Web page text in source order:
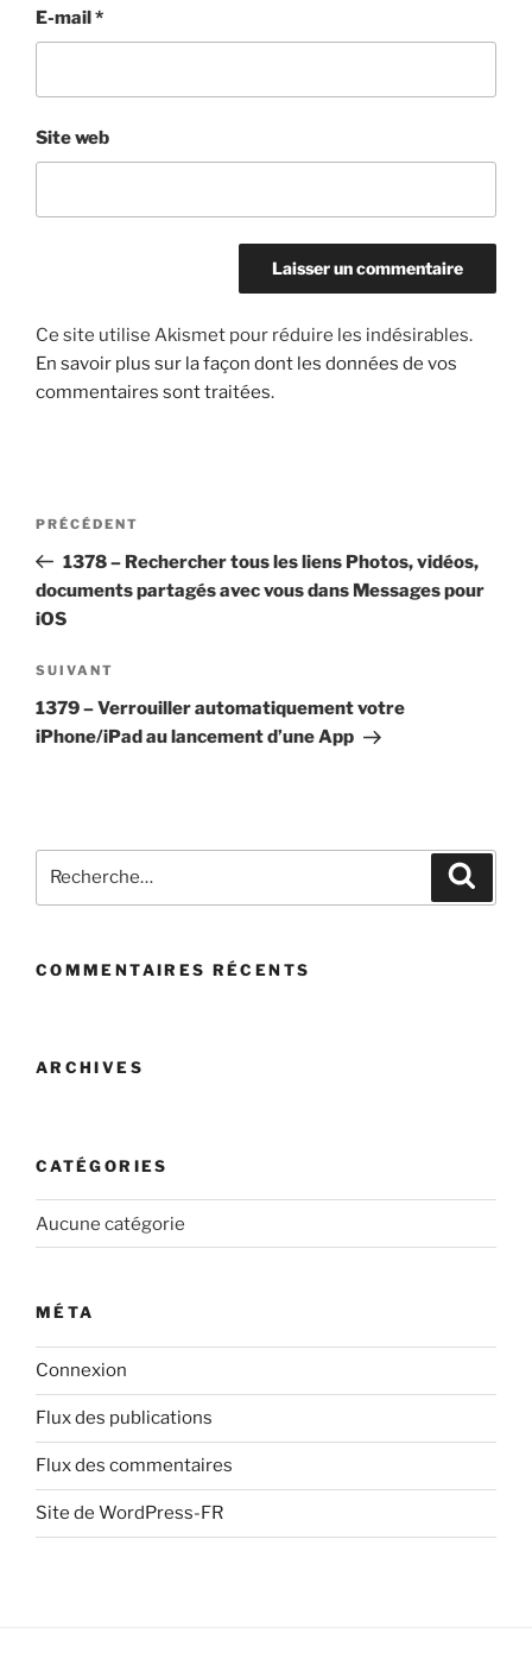
E-mail*
Site web
Ce site utilise Akismet pour réduire les indésirables.
En savoir plus sur la façon dont les données de vos
commentaires sont traitées.
Navigation
l’article
Article
précédent
PRÉCÉDENT
1378 – Rechercher tous les liens Photos, vidéos,
documents partagés avec vous dans Messages pour
iOS
Article
suivant
SUIVANT
1379 – Verrouiller automatiquement votre
iPhone/iPad au lancement d’une App
pour
COMMENTAIRES RÉCENTS
ARCHIVES
CATÉGORIES
Aucune catégorie
MÉTA
Connexion
Flux des publications
Flux des commentaires
Site de WordPress-FR